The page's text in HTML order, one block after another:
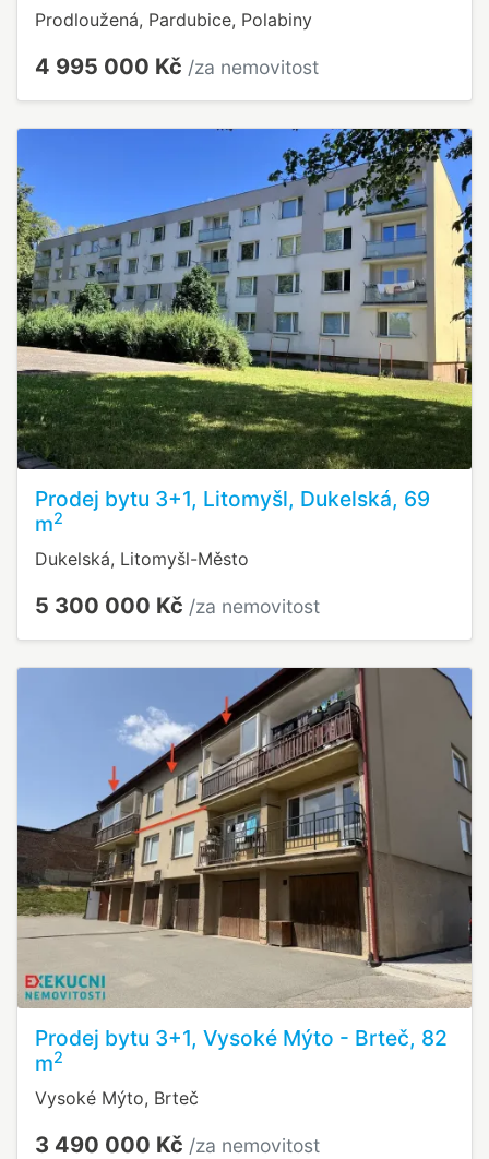
Prodloužená, Pardubice, Polabiny
4 995 000 Kč /za nemovitost
Prodej bytu 3+1, Litomyšl, Dukelská, 69
m2
Dukelská, Litomyšl-Město
5 300 000 Kč /za nemovitost
Prodej bytu 3+1, Vysoké Mýto - Brteč, 82
m2
Vysoké Mýto, Brteč
3 490 000 Kč /za nemovitost